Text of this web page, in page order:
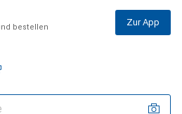
bestellen Zur App